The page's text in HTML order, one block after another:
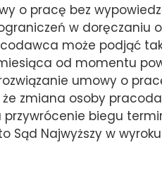
o pracę bez
w doręczaniu
może podjąć
od momentu
umowy o
zmiana osoby
przywrócenie biegu
Sąd Najwyższy w